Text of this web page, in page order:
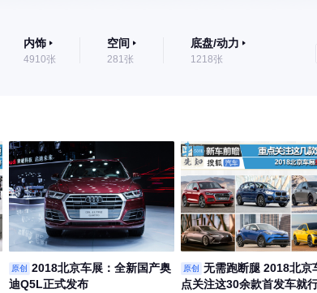
内饰
4910张
空间
281张
底盘/动力
1218张
原创
2018北京车展：全新国产奥
迪Q5L正式发布
原创
无需跑断腿 2018北京
点关注这30余款首发车就